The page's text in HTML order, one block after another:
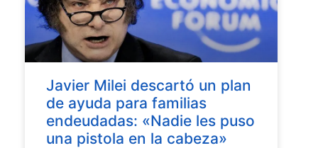
Javier Milei descartó un plan
de ayuda para familias
endeudadas: «Nadie les puso
una pistola en la cabeza»